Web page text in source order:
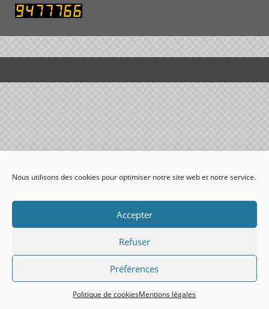
Nous utilisons des cookies pour optimiser notre site web et notre service.
Accepter
Refuser
Préférences
Politique de cookiesMentions légales